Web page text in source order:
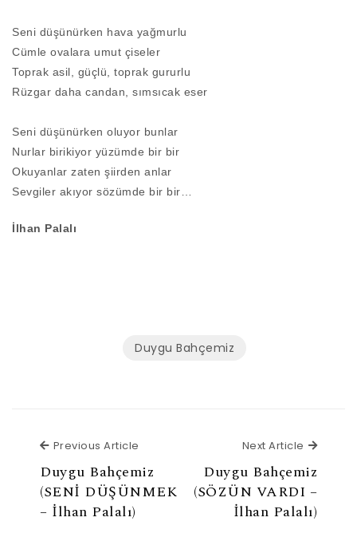
Seni düşünürken hava yağmurlu
Cümle ovalara umut çiseler
Toprak asil, güçlü, toprak gururlu
Rüzgar daha candan, sımsıcak eser
Seni düşünürken oluyor bunlar
Nurlar birikiyor yüzümde bir bir
Okuyanlar zaten şiirden anlar
Sevgiler akıyor sözümde bir bir…
İlhan Palalı
Duygu Bahçemiz
Previous Article
Duygu Bahçemiz
(SENİ DÜŞÜNMEK
– İlhan Palalı)
Next Article Next
Duygu Bahçemiz
(SÖZÜN VARDI –
İlhan Palalı)